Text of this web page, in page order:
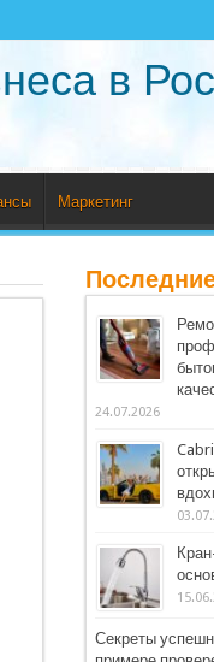
в
Маркетинг
24.07.2026
Секреты